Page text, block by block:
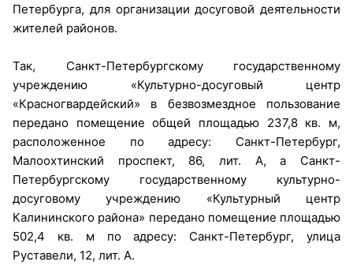
Петербурга, для организации досуговой деятельности
жителей районов.
Так, Санкт-Петербургскому государственному
учреждению «Культурно-досуговый центр
«Красногвардейский» в безвозмездное пользование
передано помещение общей площадью 237,8 кв. м,
расположенное по адресу: Санкт-Петербург,
Малоохтинский проспект, 86, лит. А, а Санкт-
Петербургскому государственному культурно-
досуговому учреждению «Культурный центр
Калининского района» передано помещение площадью
502,4 кв. м по адресу: Санкт-Петербург, улица
Руставели, 12, лит. А.